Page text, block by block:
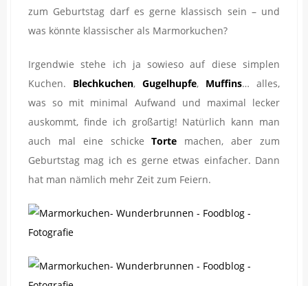
zum Geburtstag darf es gerne klassisch sein – und
was könnte klassischer als Marmorkuchen?
Irgendwie stehe ich ja sowieso auf diese simplen
Kuchen. Blechkuchen, Gugelhupfe, Muffins… alles,
was so mit minimal Aufwand und maximal lecker
auskommt, finde ich großartig! Natürlich kann man
auch mal eine schickeTorte machen, aber zum
Geburtstag mag ich es gerne etwas einfacher. Dann
hat man nämlich mehr Zeit zum Feiern.